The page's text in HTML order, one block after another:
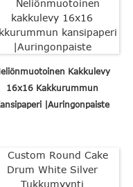
Kakkulevy
16x16 Kakkurummun
|Auringonpaiste